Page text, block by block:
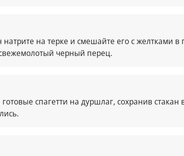
на терке и смешайте его с желтками в
черный перец.
спагетти на дуршлаг, сохранив стакан